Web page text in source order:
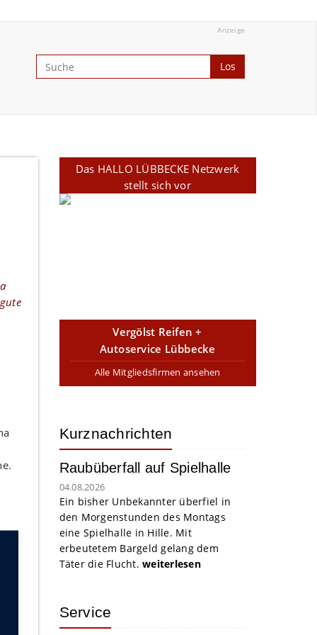
Anzeige
Los
Das HALLO LÜBBECKE Netzwerk
stellt sich vor
Vergölst Reifen +
Autoservice Lübbecke
Alle Mitgliedsfirmen ansehen
Kurznachrichten
Raubüberfall auf Spielhalle
04.08.2026
Ein bisher Unbekannter überfiel in
den Morgenstunden des Montags
eine Spielhalle in Hille. Mit
erbeutetem Bargeld gelang dem
Täter die Flucht. weiterlesen
Service